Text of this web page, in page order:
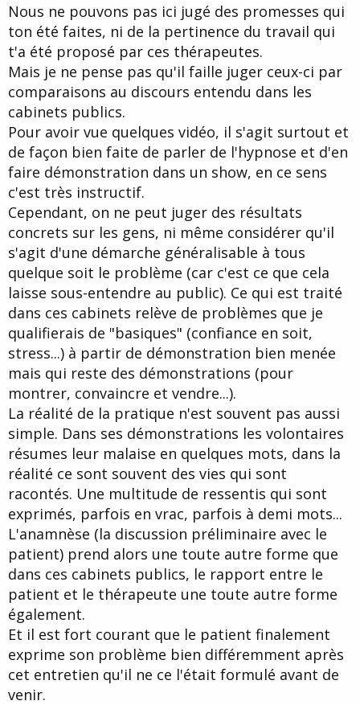
Nous ne pouvons pas ici jugé des promesses qui
ton été faites, ni de la pertinence du travail qui
t'a été proposé par ces thérapeutes.
Mais je ne pense pas qu'il faille juger ceux-ci par
comparaisons au discours entendu dans les
cabinets publics.
Pour avoir vue quelques vidéo, il s'agit surtout et
de façon bien faite de parler de l'hypnose et d'en
faire démonstration dans un show, en ce sens
c'est très instructif.
Cependant, on ne peut juger des résultats
concrets sur les gens, ni même considérer qu'il
s'agit d'une démarche généralisable à tous
quelque soit le problème (car c'est ce que cela
laisse sous-entendre au public). Ce qui est traité
dans ces cabinets relève de problèmes que je
qualifierais de "basiques" (confiance en soit,
stress...) à partir de démonstration bien menée
mais qui reste des démonstrations (pour
montrer, convaincre et vendre...).
La réalité de la pratique n'est souvent pas aussi
simple. Dans ses démonstrations les volontaires
résumes leur malaise en quelques mots, dans la
réalité ce sont souvent des vies qui sont
racontés. Une multitude de ressentis qui sont
exprimés, parfois en vrac, parfois à demi mots...
L'anamnèse (la discussion préliminaire avec le
patient) prend alors une toute autre forme que
dans ces cabinets publics, le rapport entre le
patient et le thérapeute une toute autre forme
également.
Et il est fort courant que le patient finalement
exprime son problème bien différemment après
cet entretien qu'il ne ce l'était formulé avant de
venir.